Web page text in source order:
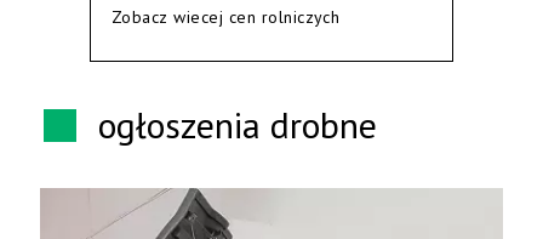
Zobacz wiecej cen rolniczych
ogłoszenia drobne